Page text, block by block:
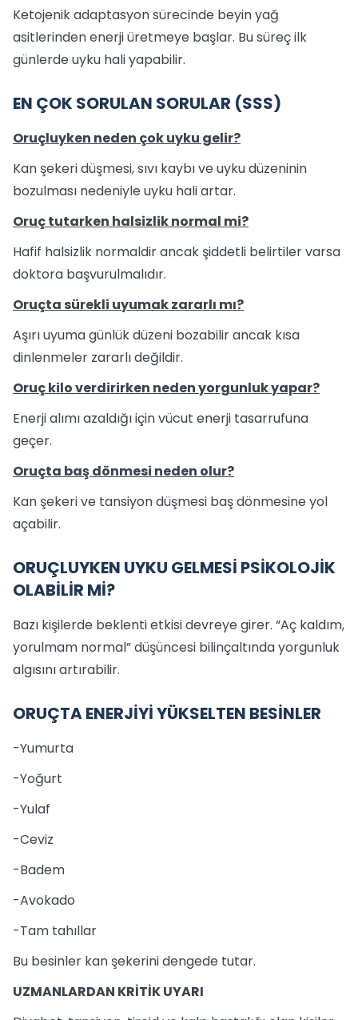
Ketojenik adaptasyon sürecinde beyin yağ
asitlerinden enerji üretmeye başlar. Bu süreç ilk
günlerde uyku hali yapabilir.
EN ÇOK SORULAN SORULAR (SSS)
Oruçluyken neden çok uyku gelir?
Kan şekeri düşmesi, sıvı kaybı ve uyku düzeninin
bozulması nedeniyle uyku hali artar.
Oruç tutarken halsizlik normal mi?
Hafif halsizlik normaldir ancak şiddetli belirtiler varsa
doktora başvurulmalıdır.
Oruçta sürekli uyumak zararlı mı?
Aşırı uyuma günlük düzeni bozabilir ancak kısa
dinlenmeler zararlı değildir.
Oruç kilo verdirirken neden yorgunluk yapar?
Enerji alımı azaldığı için vücut enerji tasarrufuna
geçer.
Oruçta baş dönmesi neden olur?
Kan şekeri ve tansiyon düşmesi baş dönmesine yol
açabilir.
ORUÇLUYKEN UYKU GELMESİ PSİKOLOJİK
OLABİLİR Mİ?
Bazı kişilerde beklenti etkisi devreye girer. “Aç kaldım,
yorulmam normal” düşüncesi bilinçaltında yorgunluk
algısını artırabilir.
ORUÇTA ENERJİYİ YÜKSELTEN BESİNLER
-Yumurta
-Yoğurt
-Yulaf
-Ceviz
-Badem
-Avokado
-Tam tahıllar
Bu besinler kan şekerini dengede tutar.
UZMANLARDAN KRİTİK UYARI